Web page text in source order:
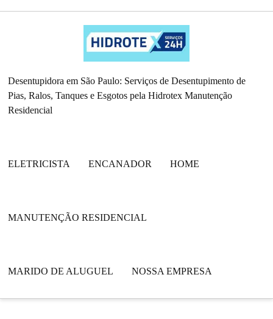
Desentupidora em São Paulo: Serviços de Desentupimento de
Pias, Ralos, Tanques e Esgotos pela Hidrotex Manutenção
Residencial
ELETRICISTA ENCANADOR HOME
MANUTENÇÃO RESIDENCIAL
MARIDO DE ALUGUEL NOSSA EMPRESA